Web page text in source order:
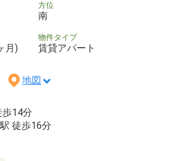
方位
南
月)
物件タイプ
賃貸アパート
地図
歩14分
徒歩16分